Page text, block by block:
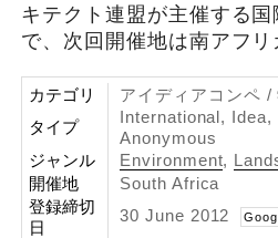
キテクト連盟が主催する
で、次回開催地は南アフリ
カテゴリ
アイディアコンペ
タイプ
International,
Anonymous
ジャンル
Environment,
開催地
South Africa
登録締切
日
30 June 2012